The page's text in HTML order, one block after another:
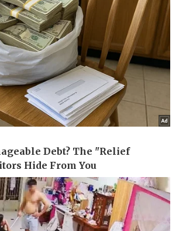
Quân sự - Quốc phòng
Việt Nam
Phân tích